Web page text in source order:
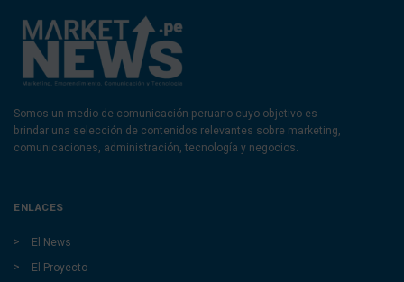
Somos un medio de comunicación peruano cuyo objetivo es
brindar una selección de contenidos relevantes sobre marketing,
comunicaciones, administración, tecnología y negocios.
ENLACES
El News
El Proyecto